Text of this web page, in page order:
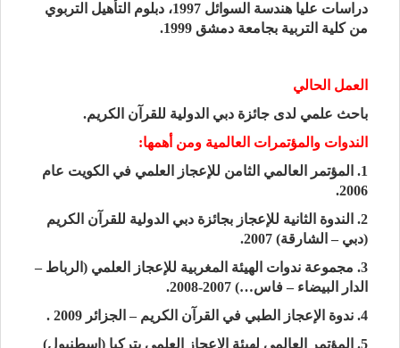
دراسات عليا هندسة السوائل 1997، دبلوم التأهيل التربوي
من كلية التربية بجامعة دمشق 1999.
العمل الحالي
باحث علمي لدى جائزة دبي الدولية للقرآن الكريم.
الندوات والمؤتمرات العالمية ومن أهمها:
1. المؤتمر العالمي الثامن للإعجاز العلمي في الكويت عام
2006.
2. الندوة الثانية للإعجاز بجائزة دبي الدولية للقرآن الكريم
(دبي – الشارقة) 2007.
3. مجموعة ندوات الهيئة المغربية للإعجاز العلمي (الرباط –
الدار البيضاء – فاس…) 2007-2008.
4. ندوة الإعجاز الطبي في القرآن الكريم – الجزائر 2009 .
5. المؤتمر العالمي لهيئة الإعجاز العلمي بتركيا (اسطنبول)